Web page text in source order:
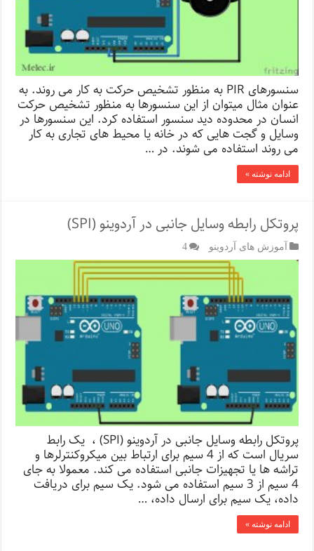
سنسورهای PIR به منظور تشخیص حرکت به کار می روند. به
عنوان مثال میتوان از این سنسورها به منظور تشخیص حرکت
انسان در محدوده دید سنسور استفاده کرد. این سنسورها در
وسایل و گجت هایی که در خانه یا محیط های تجاری به کار
می روند استفاده می شوند. در …
ادامه نوشته »
پروتکل رابطه وسایل جانبی در آردوینو (SPI)
آموزش های آردوینو 4
پروتکل رابطه وسایل جانبی در آردوینو (SPI) ، یک رابط
سریال است که از 4 سیم برای ارتباط بین میکروکنترلرها و
تراشه ها یا تجهیزات جانبی استفاده می کند. معمولا به جای
4 سیم از 3 سیم استفاده می شود. یک سیم برای دریافت
داده، یک سیم برای ارسال داده، …
ادامه نوشته »